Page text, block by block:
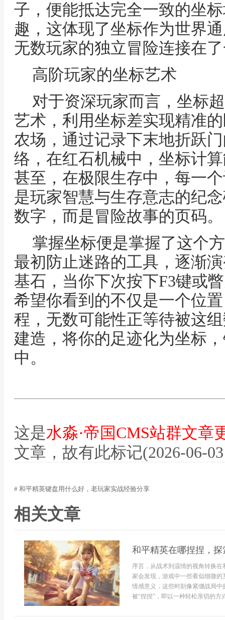
子，便能抵达完全一致的坐
趣，这体现了坐标作为世界
无数玩家的独立冒险连接在
高阶玩家的坐标艺术
对于资深玩家而言，坐标
艺术，利用坐标差实现精准
农场，通过记录下末地折跃
络，在红石机械中，坐标计
甚至，在极限生存中，每一
是玩家智慧与生存意志的纪
数字，而是冒险故事的页码。
掌握坐标便是掌握了这个
最初防止迷路的工具，逐渐
基石，当你下次按下F3键或
希望你看到的不仅是一个位
程，无数可能性正等待被这
建造，将你的足迹化为坐标
中。
这是水淼·帝国CMS站群文章
文章，故有此标记(2026-06-
# 和平精英键盘用什么好，老玩家实战经验分享
相关文章
和平精英在哪捏捏，
序言，从战术到温情的视角转换
家会发现，游戏中一些看似细微
情感意义，这些时刻像紧绷战局
被“捏捏”，即以一种轻松亲切的